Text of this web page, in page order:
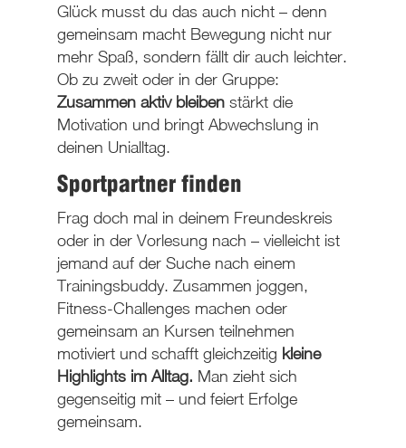
Glück musst du das auch nicht – denn
gemeinsam macht Bewegung nicht nur
mehr Spaß, sondern fällt dir auch leichter.
Ob zu zweit oder in der Gruppe:
Zusammen aktiv bleibenstärkt die
Motivation und bringt Abwechslung in
deinen Unialltag.
Sportpartner finden
Frag doch mal in deinem Freundeskreis
oder in der Vorlesung nach – vielleicht ist
jemand auf der Suche nach einem
Trainingsbuddy. Zusammen joggen,
Fitness-Challenges machen oder
gemeinsam an Kursen teilnehmen
motiviert und schafft gleichzeitig kleine
Highlights im Alltag. Man zieht sich
gegenseitig mit – und feiert Erfolge
gemeinsam.